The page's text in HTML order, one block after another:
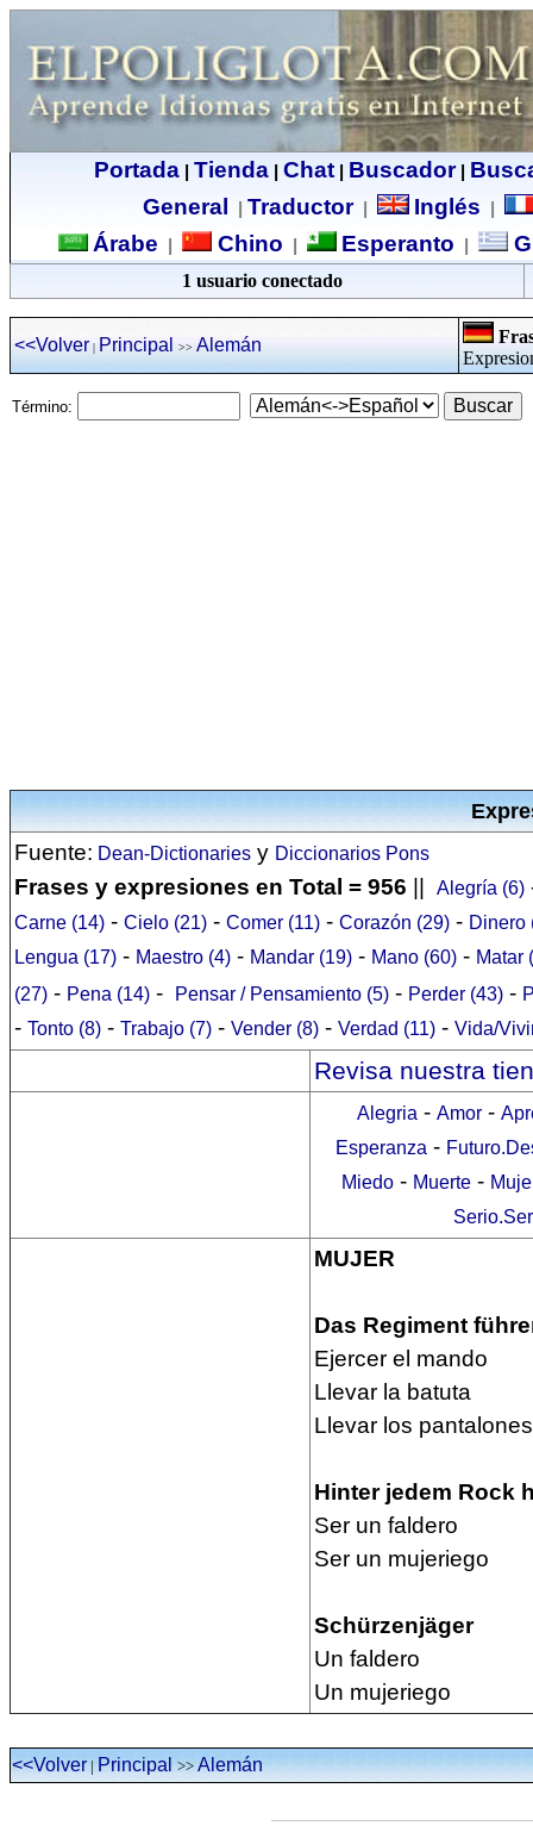
Portada| Tienda| Chat| Buscador|
General
Traductor| Inglés
Árabe Chino Esperanto
1 usuario conectado
<<Volver | Principal >> Alemán
Término:
Fuente: Dean-Dictionaries y Diccionarios Pons
Frases y expresiones en Total = 956 Alegría (6)
Carne (14) - Cielo (21) - Comer (11) - Corazón (29) - Dinero
Lengua (17) - Maestro (4) - Mandar (19) - Mano (60) - Matar
(27) - Pena (14) - Pensar / Pensamiento (5) - Perder (43) -
- Tonto (8) - Trabajo (7) - Vender (8) - Verdad (11) - Vida/
Revisa nuestra
Alegria - Amor-
Esperanza -
Miedo - Muerte -
MUJER
Das Regiment
Ejercer el mando
Llevar la batuta
Llevar los
Hinter jedem Rock
Ser un faldero
Ser un mujeriego
Schürzenjäger
Un faldero
Un mujeriego
<<Volver|Principal >>Alemán